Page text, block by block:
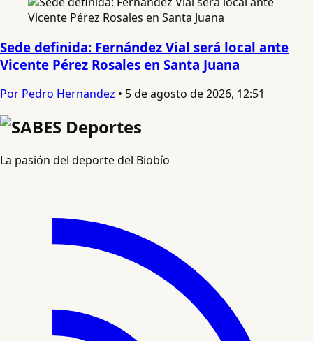
Sede definida: Fernández Vial será local ante
Vicente Pérez Rosales en Santa Juana
Por Pedro Hernandez • 5 de agosto de 2026, 12:51
La pasión del deporte del Biobío